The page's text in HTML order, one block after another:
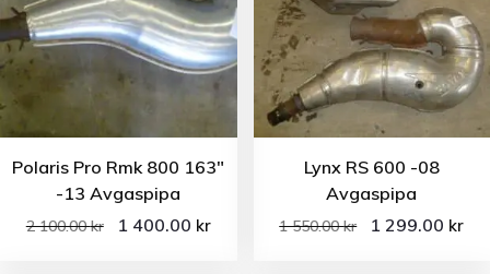
Polaris Pro Rmk 800 163″
-13 Avgaspipa
2 100.00kr 1 400.00 kr
Lynx RS 600 -08
Avgaspipa
1 550.00kr 1 299.00 kr